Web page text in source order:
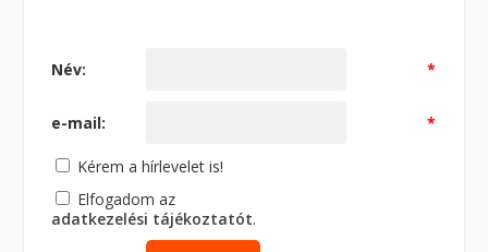
Név: *
e-mail: *
Kérem a hírlevelet is!
Elfogadom az
adatkezelési tájékoztatót.